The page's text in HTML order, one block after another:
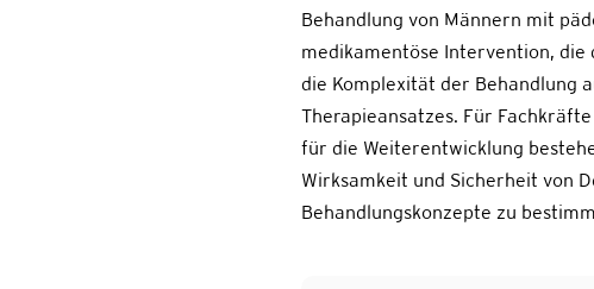
Behandlung von Männern mit
medikamentöse Intervention, die
die Komplexität der Behandlung
Therapieansatzes. Für
für die Weiterentwicklung
Wirksamkeit und Sicherheit von
Behandlungskonzepte zu